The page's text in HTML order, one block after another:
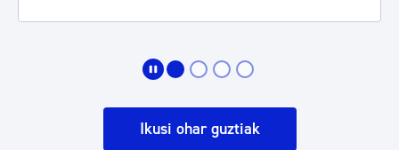
Ikusi ohar guztiak